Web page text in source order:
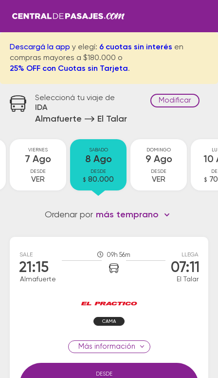
Descargá la app y elegí: 6 cuotas sin interés en
compras mayores a $180.000 o
25% OFF con Cuotas sin Tarjeta.
Seleccioná tu viaje de
IDA
Almafuerte El Talar
Modificar
VIERNES
7 Ago
DESDE
VER
SABADO
8 Ago
DESDE
$ 80.000
DOMINGO
9 Ago
DESDE
VER
10
$
Ordenar por más temprano
SALE
21:15
Almafuerte
09h 56m LLEGA
07:11
El Talar
CAMA
información
DESDE